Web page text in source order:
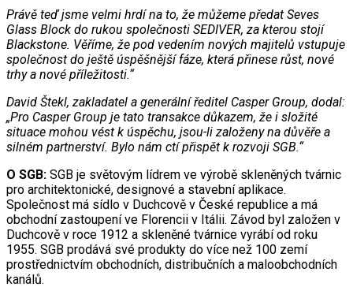
Právě teď jsme velmi hrdí na to, že můžeme předat Seves
Glass Block do rukou společnosti SEDIVER, za kterou stojí
Blackstone. Věříme, že pod vedením nových majitelů vstupuje
společnost do ještě úspěšnější fáze, která přinese růst, nové
trhy a nové příležitosti.“
David Štekl, zakladatel a generální ředitel Casper Group, dodal:
„Pro Casper Group je tato transakce důkazem, že i složité
situace mohou vést k úspěchu, jsou-li založeny na důvěře a
silném partnerství. Bylo nám ctí přispět k rozvoji SGB.“
O SGB: SGB je světovým lídrem ve výrobě skleněných tvárnic
pro architektonické, designové a stavební aplikace.
Společnost má sídlo v Duchcově v České republice a má
obchodní zastoupení ve Florencii v Itálii. Závod byl založen v
Duchcově v roce 1912 a skleněné tvárnice vyrábí od roku
1955. SGB prodává své produkty do více než 100 zemí
prostřednictvím obchodních, distribučních a maloobchodních
kanálů.